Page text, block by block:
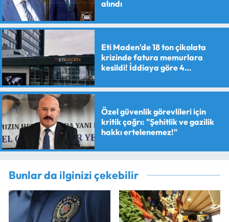
alındı
Eti Maden'de 18 ton çikolata
krizinde fatura memurlara
kesildi! İddiaya göre 4
verildi
Özel güvenlik görevlileri için
kritik çağrı: "Şehitlik ve gazilik
hakkı ertelenemez!"
Bunlar da ilginizi çekebilir